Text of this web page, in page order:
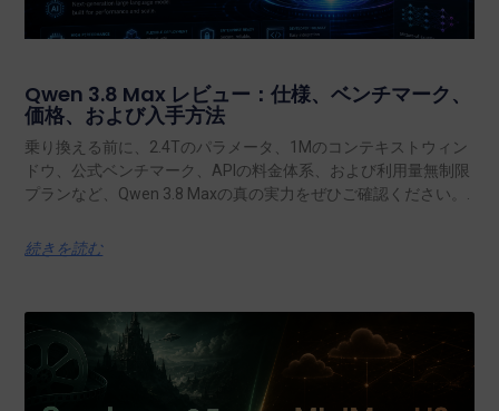
Qwen 3.8 Max レビュー：仕様、ベンチマーク、
価格、および入手方法
乗り換える前に、2.4Tのパラメータ、1Mのコンテキストウィン
ドウ、公式ベンチマーク、APIの料金体系、および利用量無制限
プランなど、Qwen 3.8 Maxの真の実力をぜひご確認ください。.
続きを読む